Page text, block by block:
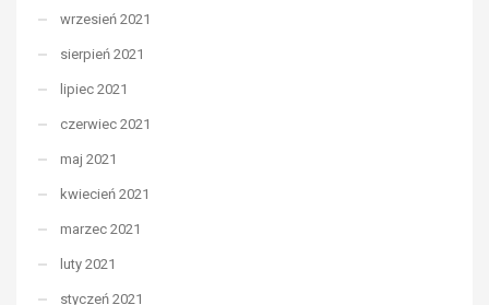
wrzesień 2021
sierpień 2021
lipiec 2021
czerwiec 2021
maj 2021
kwiecień 2021
marzec 2021
luty 2021
styczeń 2021